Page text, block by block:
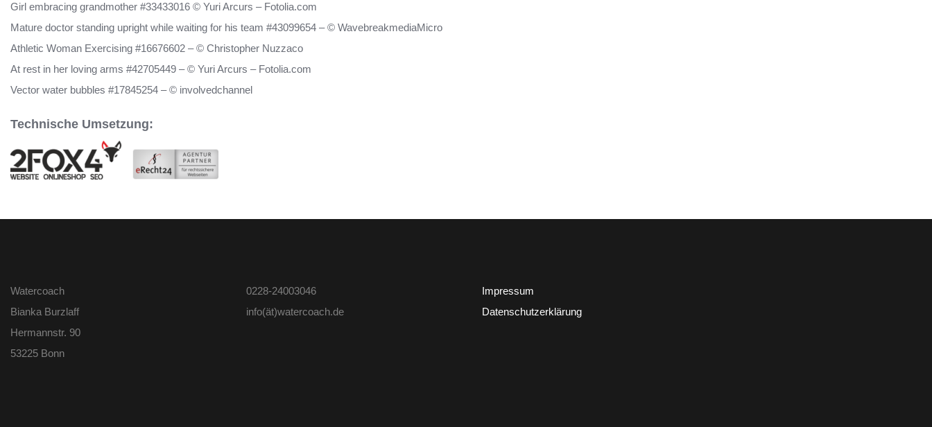
Girl embracing grandmother #33433016 © Yuri Arcurs – Fotolia.com
Mature doctor standing upright while waiting for his team #43099654 – © WavebreakmediaMicro
Athletic Woman Exercising #16676602 – © Christopher Nuzzaco
At rest in her loving arms #42705449 – © Yuri Arcurs – Fotolia.com
Vector water bubbles #17845254 – © involvedchannel
Technische Umsetzung:
Watercoach
Bianka Burzlaff
Hermannstr. 90
53225 Bonn
0228-24003046
info(ät)watercoach.de
Impressum
Datenschutzerklärung